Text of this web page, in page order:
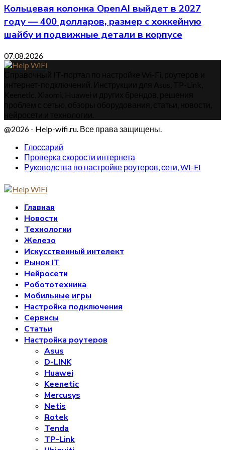
Кольцевая колонка OpenAI выйдет в 2027
году — 400 долларов, размер с хоккейную
шайбу и подвижные детали в корпусе
07.08.2026
@2026 - Help-wifi.ru. Все права защищены.
Глоссарий
Проверка скорости интернета
Руководства по настройке роутеров, сети, WI-FI
Главная
Новости
Технологии
Железо
Искусственный интелект
Рынок IT
Нейросети
Робототехника
Мобильные игры
Настройка подключения
Сервисы
Статьи
Настройка роутеров
Asus
D-LINK
Huawei
Keenetic
Mercusys
Netis
Rotek
Tenda
TP-Link